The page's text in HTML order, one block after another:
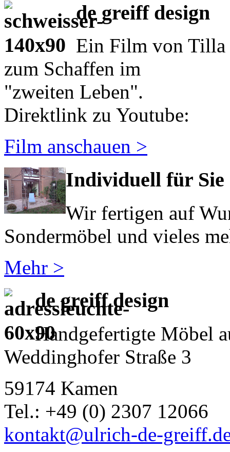
de greiff design
Ein Film von Tilla
zum Schaffen im
"zweiten Leben".
Direktlink zu Youtube:
Film anschauen >
Individuell für Sie
Wir fertigen auf
Sondermöbel und vieles
Mehr >
de greiff design
Handgefertigte Möbel
Weddinghofer Straße 3
59174 Kamen
Tel.: +49 (0) 2307 12066
kontakt@ulrich-de-